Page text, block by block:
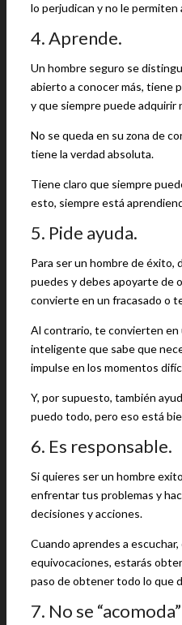
lo perjudican y no le permiten
4. Aprende.
Un hombre seguro se
abierto a conocer más, tiene
y que siempre puede
No se queda en su zona de
tiene la verdad absoluta.
Tiene claro que siempre
esto, siempre está
5. Pide ayuda.
Para ser un hombre de éxito,
puedes y debes apoyarte de
convierte en un fracasado o
Al contrario, te convierten en
inteligente que sabe que
impulse en los momentos
Y, por supuesto, también
puedo todo, pero eso está
6. Es responsable.
Si quieres ser un hombre
enfrentar tus problemas y
decisiones y acciones.
Cuando aprendes a
equivocaciones, estarás
paso de obtener todo lo que
7. No se “acomoda”